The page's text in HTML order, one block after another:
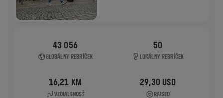
43 056
GLOBÁLNY REBRÍČEK
50
LOKÁLNY REBRÍČEK
16,21 KM
VZDIALENOSŤ
29,30 USD
RAISED